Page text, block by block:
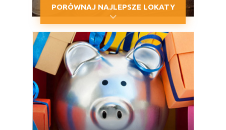
PORÓWNAJ NAJLEPSZE LOKATY